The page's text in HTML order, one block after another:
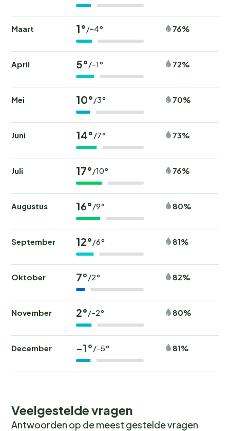
Maart 1°/-4° 76%
April 5°/-1° 72%
Mei 10°/3° 70%
Juni 14°/7° 73%
Juli 17°/10° 76%
Augustus 16°/9° 80%
September 12°/6° 81%
Oktober 7°/2° 82%
November 2°/-2° 80%
December -1°/-5° 81%
Veelgestelde vragen
Antwoorden op de meest gestelde vragen